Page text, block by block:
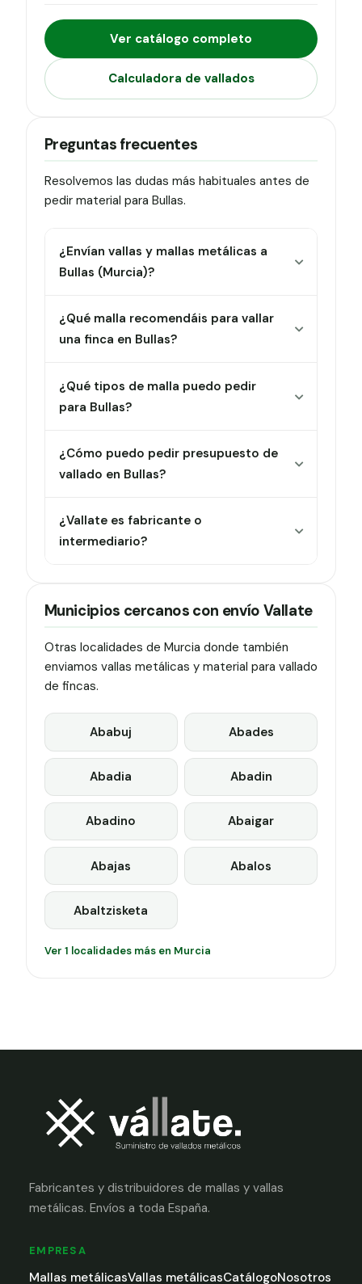
Ver catálogo completo
Calculadora de vallados
Preguntas frecuentes
Resolvemos las dudas más habituales antes de
pedir material para Bullas.
¿Envían vallas y mallas metálicas a
Bullas (Murcia)?
¿Qué malla recomendáis para vallar
una finca en Bullas?
¿Qué tipos de malla puedo pedir
para Bullas?
¿Cómo puedo pedir presupuesto de
vallado en Bullas?
¿Vallate es fabricante o
intermediario?
Municipios cercanos con envío Vallate
Otras localidades de Murcia donde también
enviamos vallas metálicas y material para vallado
de fincas.
Ababuj Abades
Abadia Abadin
Abadino Abaigar
Abajas Abalos
Abaltzisketa
Ver 1 localidades más en Murcia
Fabricantes y distribuidores de mallas y vallas
metálicas. Envíos a toda España.
EMPRESA
Mallas metálicasVallas metálicasCatálogoNosotros